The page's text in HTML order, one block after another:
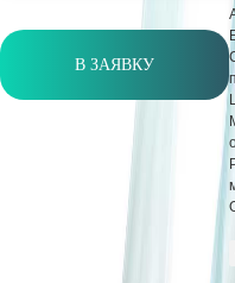
В ЗАЯВКУ